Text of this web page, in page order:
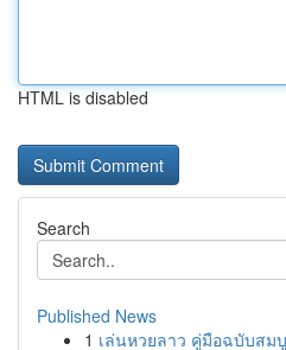
HTML is disabled
Search
Published News
1 เล่นหวยลาว คู่มือฉบับสม